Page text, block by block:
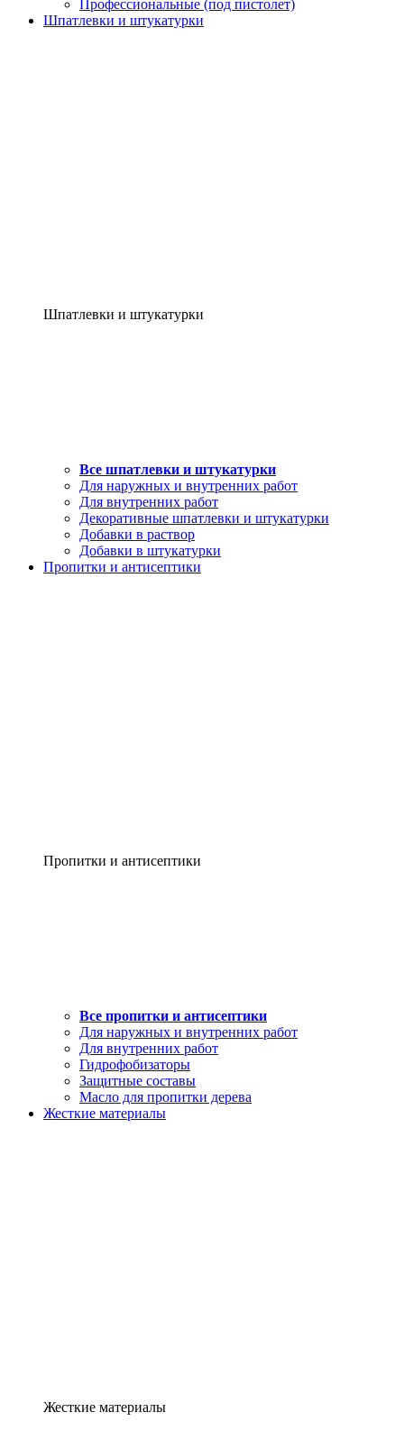
Профессиональные (под пистолет)
Шпатлевки и штукатурки
Шпатлевки и штукатурки
Все шпатлевки и штукатурки
Для наружных и внутренних работ
Для внутренних работ
Декоративные шпатлевки и штукатурки
Добавки в раствор
Добавки в штукатурки
Пропитки и антисептики
Пропитки и антисептики
Все пропитки и антисептики
Для наружных и внутренних работ
Для внутренних работ
Гидрофобизаторы
Защитные составы
Масло для пропитки дерева
Жесткие материалы
Жесткие материалы